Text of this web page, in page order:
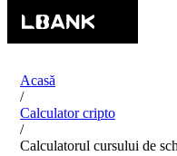
Acasă
/
Calculator cripto
/
Calculatorul cursului de